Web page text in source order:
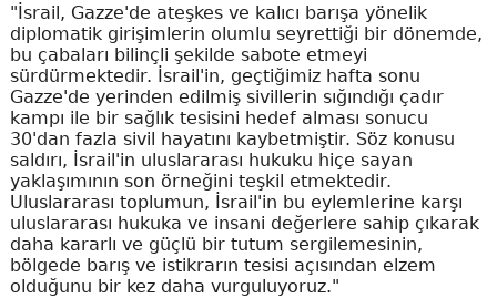
"İsrail, Gazze'de ateşkes ve kalıcı barışa yönelik
diplomatik girişimlerin olumlu seyrettiği bir dönemde,
bu çabaları bilinçli şekilde sabote etmeyi
sürdürmektedir. İsrail'in, geçtiğimiz hafta sonu
Gazze'de yerinden edilmiş sivillerin sığındığı çadır
kampı ile bir sağlık tesisini hedef alması sonucu
30'dan fazla sivil hayatını kaybetmiştir. Söz konusu
saldırı, İsrail'in uluslararası hukuku hiçe sayan
yaklaşımının son örneğini teşkil etmektedir.
Uluslararası toplumun, İsrail'in bu eylemlerine karşı
uluslararası hukuka ve insani değerlere sahip çıkarak
daha kararlı ve güçlü bir tutum sergilemesinin,
bölgede barış ve istikrarın tesisi açısından elzem
olduğunu bir kez daha vurguluyoruz."